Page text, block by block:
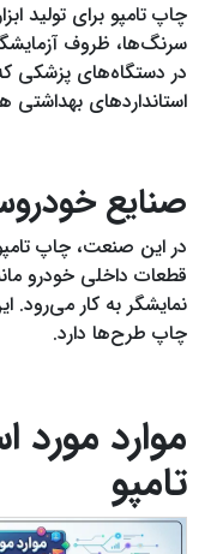
چاپ تامپو برای تولید
سرنگ‌ها، ظروف
در دستگاه‌های پزشکی
استانداردهای
صنایع
در این صنعت، چاپ
قطعات داخلی خودرو
نمایشگر به کار می‌رود.
چاپ طرح‌ها دارد.
موارد مورد
تامپو